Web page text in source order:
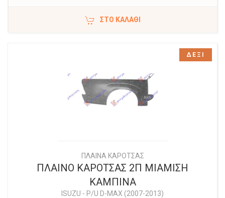
ΣΤΟ ΚΑΛΆΘΙ
ΠΛΑΙΝΑ ΚΑΡΟΤΣΑΣ
ΠΛΑΙΝΟ ΚΑΡΟΤΣΑΣ 2Π ΜΙΑΜΙΣΗ
ΚΑΜΠΙΝΑ
ISUZU - P/U D-MAX (2007-2013)
ΔΕΞΙ